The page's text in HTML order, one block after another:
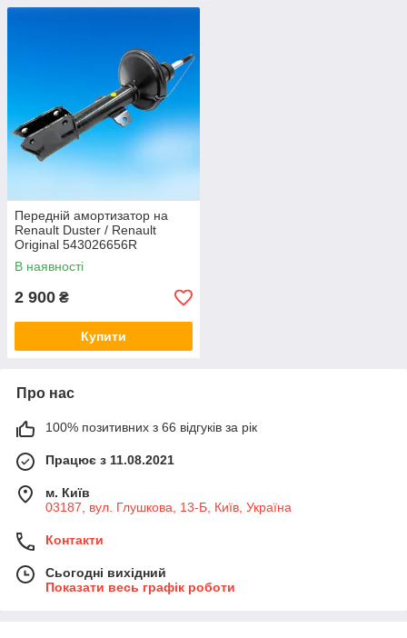
Передній амортизатор на
Renault Duster / Renault
Original 543026656R
В наявності
2 900 ₴
Купити
Про нас
100% позитивних з 66 відгуків за рік
Працює з 11.08.2021
м. Київ
03187, вул. Глушкова, 13-Б, Київ, Україна
Контакти
Сьогодні вихідний
Показати весь графік роботи